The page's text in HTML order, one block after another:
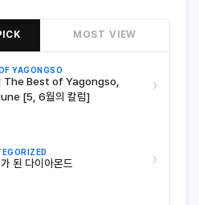
MOST VIEW
YAGONGSO
The Best of Yagongso,
[5, 6월의 칼럼]
›
된 다이아몬드 ›